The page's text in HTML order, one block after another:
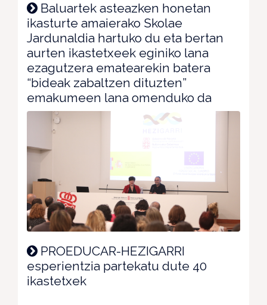
Baluartek asteazken honetan
ikasturte amaierako Skolae
Jardunaldia hartuko du eta bertan
aurten ikastetxeek eginiko lana
ezagutzera ematearekin batera
“bideak zabaltzen dituzten”
emakumeen lana omenduko da
PROEDUCAR-HEZIGARRI
esperientzia partekatu dute 40
ikastetxek